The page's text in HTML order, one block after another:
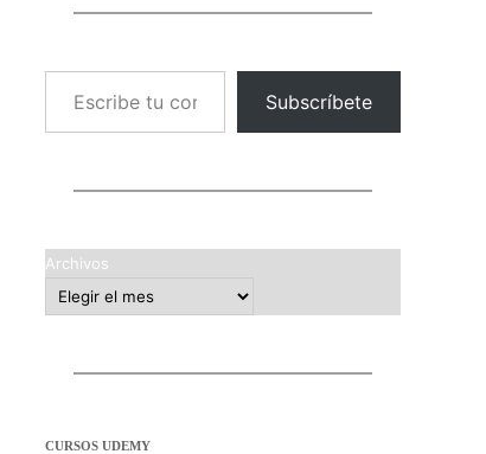
Escribe tu correo electrónico…
Subscríbete
Archivos
CURSOS UDEMY